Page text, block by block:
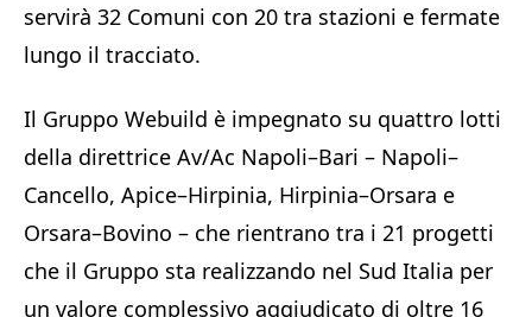
servirà 32 Comuni con 20 tra stazioni e fermate
lungo il tracciato.
Il Gruppo Webuild è impegnato su quattro lotti
della direttrice Av/Ac Napoli–Bari – Napoli–
Cancello, Apice–Hirpinia, Hirpinia–Orsara e
Orsara–Bovino – che rientrano tra i 21 progetti
che il Gruppo sta realizzando nel Sud Italia per
un valore complessivo aggiudicato di oltre 16